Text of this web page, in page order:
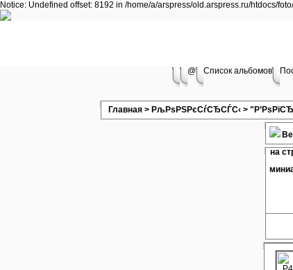
Notice: Undefined offset: 8192 in /home/a/arspress/old.arspress.ru/htdocs/
@ Список альбомов
Главная> РљРѕРЅРєСѓСЂСЃС‹>